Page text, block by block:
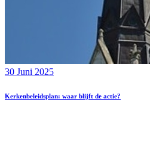
30 Juni 2025
Kerkenbeleidsplan: waar blijft de actie?